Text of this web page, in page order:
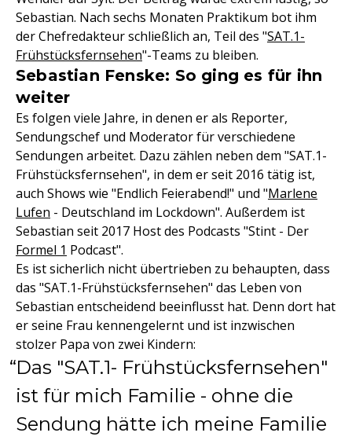
Sebastian. Nach sechs Monaten Praktikum bot ihm
der Chefredakteur schließlich an, Teil des "SAT.1-
Frühstücksfernsehen"-Teams zu bleiben.
Sebastian Fenske: So ging es für ihn
weiter
Es folgen viele Jahre, in denen er als Reporter,
Sendungschef und Moderator für verschiedene
Sendungen arbeitet. Dazu zählen neben dem "SAT.1-
Frühstücksfernsehen", in dem er seit 2016 tätig ist,
auch Shows wie "Endlich Feierabend!" und "Marlene
Lufen - Deutschland im Lockdown". Außerdem ist
Sebastian seit 2017 Host des Podcasts "Stint - Der
Formel 1 Podcast".
Es ist sicherlich nicht übertrieben zu behaupten, dass
das "SAT.1-Frühstücksfernsehen" das Leben von
Sebastian entscheidend beeinflusst hat. Denn dort hat
er seine Frau kennengelernt und ist inzwischen
stolzer Papa von zwei Kindern:
Das "SAT.1- Frühstücksfernsehen"
ist für mich Familie - ohne die
Sendung hätte ich meine Familie